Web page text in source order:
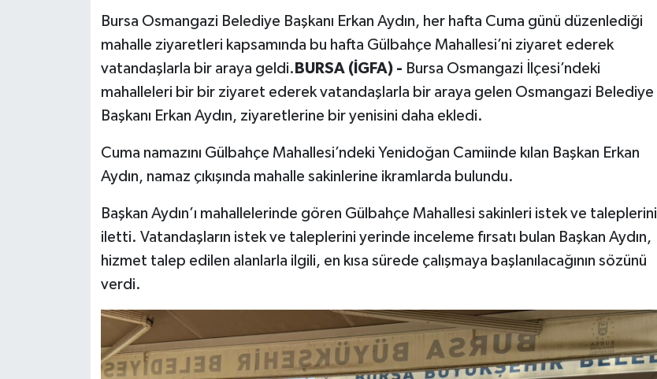
Bursa Osmangazi Belediye Başkanı Erkan Aydın, her hafta Cuma günü düzenlediği
mahalle ziyaretleri kapsamında bu hafta Gülbahçe Mahallesi’ni ziyaret ederek
vatandaşlarla bir araya geldi. BURSA (İGFA) - Bursa Osmangazi İlçesi’ndeki
mahalleleri bir bir ziyaret ederek vatandaşlarla bir araya gelen Osmangazi Belediye
Başkanı Erkan Aydın, ziyaretlerine bir yenisini daha ekledi.
Cuma namazını Gülbahçe Mahallesi’ndeki Yenidoğan Camiinde kılan Başkan Erkan
Aydın, namaz çıkışında mahalle sakinlerine ikramlarda bulundu.
Başkan Aydın’ı mahallelerinde gören Gülbahçe Mahallesi sakinleri istek ve taleplerini
iletti. Vatandaşların istek ve taleplerini yerinde inceleme fırsatı bulan Başkan Aydın,
hizmet talep edilen alanlarla ilgili, en kısa sürede çalışmaya başlanılacağının sözünü
verdi.